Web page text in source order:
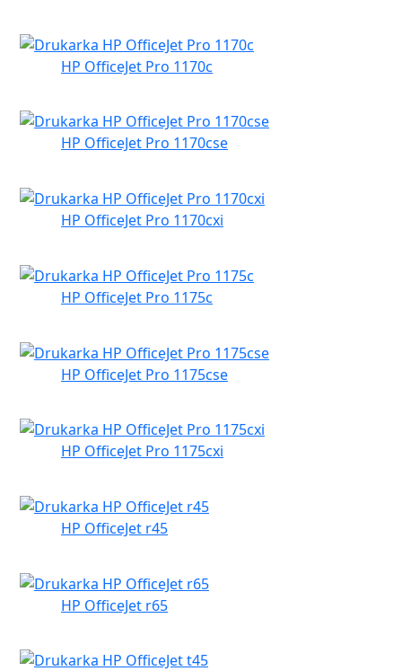
HP OfficeJet Pro 1170c
HP OfficeJet Pro 1170cse
HP OfficeJet Pro 1170cxi
HP OfficeJet Pro 1175c
HP OfficeJet Pro 1175cse
HP OfficeJet Pro 1175cxi
HP OfficeJet r45
HP OfficeJet r65